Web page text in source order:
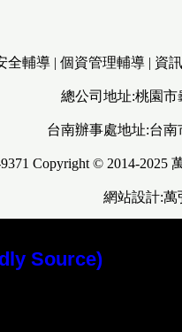
全輔導 | 個資管理輔導 | 資
總公司地址:桃園市
台南辦事處地址:台
Copyright © 2014-2025
網站設計:萬
Source)